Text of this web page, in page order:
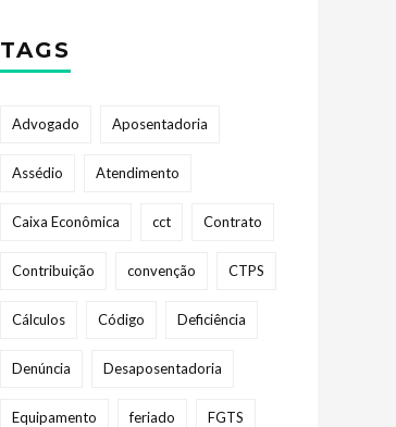
TAGS
Advogado Aposentadoria
Assédio Atendimento
Caixa Econômica cct Contrato
Contribuição convenção CTPS
Cálculos Código Deficiência
Denúncia Desaposentadoria
Equipamento feriado FGTS